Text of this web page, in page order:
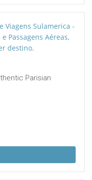
Parisian